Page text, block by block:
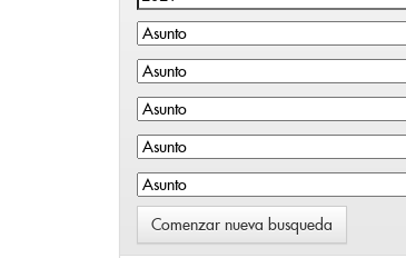
Comenzar nueva busqueda